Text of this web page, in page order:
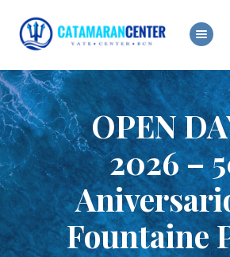
OPEN
2026 –
Fountaine
ALQUILER
VENTA
OCASIÓN
SERVICIOS
NOTICIAS